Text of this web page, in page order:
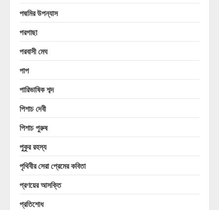
পদ্মমির উপন্যাস
পরগাছা
পরবাসী মেঘ
পাপ
পারিভাষিক শব্দ
পিশাচ দেবী
পিশাচ পুরুষ
পুকুর রহস্য
পৃথিবীর সেরা প্রেমের কবিতা
প্রণয়ের আসক্তি
প্রতিশোধ